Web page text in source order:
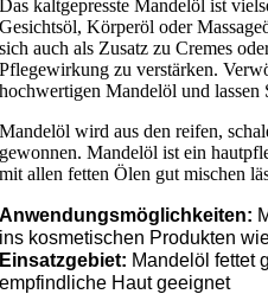
Das kaltgepresste Mandelöl ist
Gesichtsöl, Körperöl oder
sich auch als Zusatz zu Cremes
Pflegewirkung zu verstärken.
hochwertigen Mandelöl und lassen
Mandelöl wird aus den reifen,
gewonnen. Mandelöl ist ein
mit allen fetten Ölen gut mischen
Anwendungsmöglichkeiten:
ins kosmetischen Produkten
Einsatzgebiet: Mandelöl fettet
empfindliche Haut geeignet